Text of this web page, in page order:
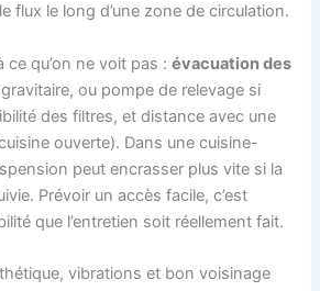
flux le long d’une zone de circulation.
ce qu’on ne voit pas :évacuation des
ou pompe de relevage si
des filtres, et distance avec une
ouverte). Dans une cuisine-
peut encrasser plus vite si la
Prévoir un accès facile, c’est
que l’entretien soit réellement fait.
vibrations et bon voisinage